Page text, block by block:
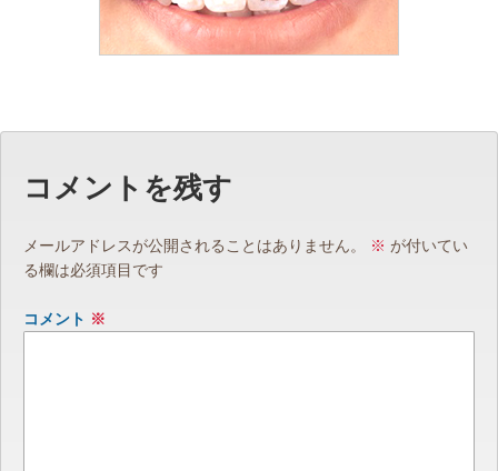
コメントを残す
メールアドレスが公開されることはありません。 ※ が付いてい
る欄は必須項目です
コメント ※